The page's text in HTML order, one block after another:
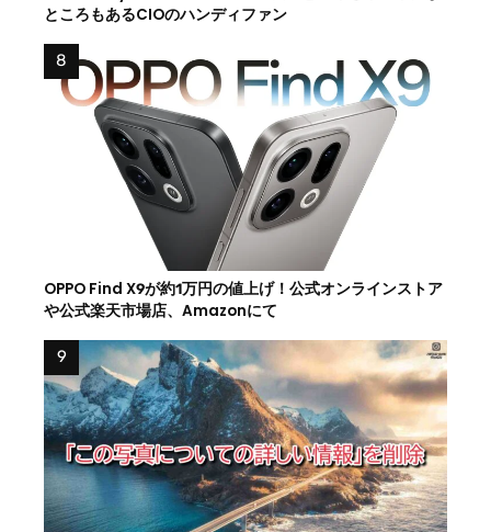
ところもあるCIOのハンディファン
OPPO Find X9が約1万円の値上げ！公式オンラインストア
や公式楽天市場店、Amazonにて